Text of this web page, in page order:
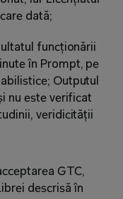
dată;
funcționării
în Prompt, pe
Outputul
nu este verificat
veridicității
GTC,
descrisă în